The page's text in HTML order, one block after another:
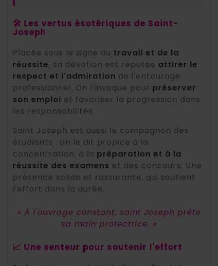
🛠️ Les vertus ésotériques de Saint-
Joseph
Placée sous le signe du travail et de la
réussite, sa dévotion est réputée attirer le
respect et l'admiration de l'entourage
professionnel. On l'invoque pour préserver
son emploi et favoriser la progression dans
les responsabilités.
Saint Joseph est aussi le compagnon des
étudiants : on le dit propice à la
concentration, à la préparation et à la
réussite des examens et des concours. Une
présence solide et rassurante, qui soutient
l'effort dans la durée.
« À l'ouvrage constant, saint Joseph prête
sa main protectrice. »
📈 Une senteur pour soutenir l'effort